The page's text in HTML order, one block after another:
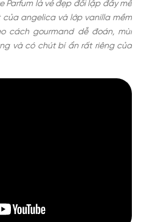
Parfum là vẻ đẹp đối lập đầy mê
angelica và lớp vanilla mềm
cách gourmand dễ đoán, mùi
và có chút bí ẩn rất riêng của